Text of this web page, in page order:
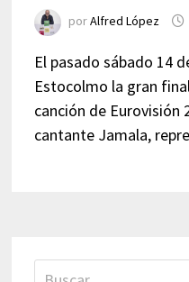
porAlfred López
El pasado sábado 14
Estocolmo la gran
canción de Eurovisión
cantante Jamala,
Buscar: